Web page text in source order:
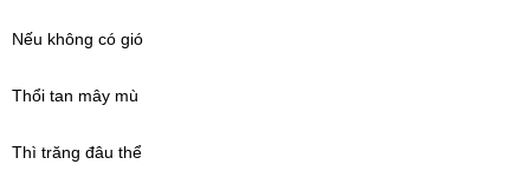
Nếu không có gió
Thổi tan mây mù
Thì trăng đâu thể